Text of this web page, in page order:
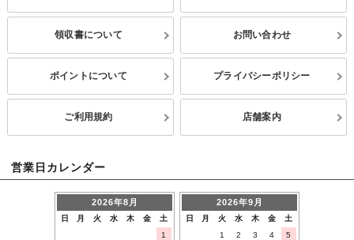
領収書について お問い合わせ
ポイントについて プライバシーポリシー
ご利用規約 店舗案内
営業日カレンダー
2026年8月
日 月 火 水 木 金
土
1
2026年9月
日 月 火 水 木 金
土
1
2 3 4
5